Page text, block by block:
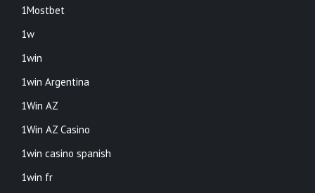
1Mostbet
1w
1win
1win Argentina
1Win AZ
1Win AZ Casino
1win casino spanish
1win fr